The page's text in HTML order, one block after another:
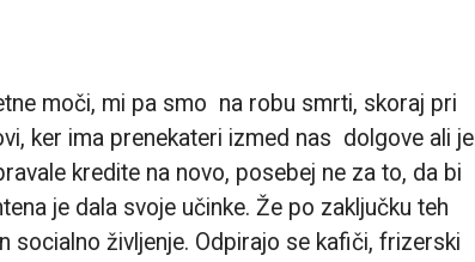
moči, mi pa smo na robu smrti, skoraj pri
ker ima prenekateri izmed nas dolgove ali je
kredite na novo, posebej ne za to, da bi
je dala svoje učinke. Že po zaključku teh
socialno življenje. Odpirajo se kafiči, frizerski